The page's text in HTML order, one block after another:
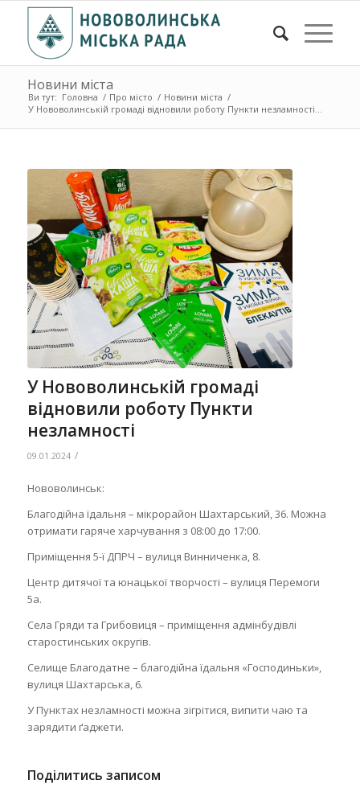
Новини міста
Ви тут: Головна / Про місто / Новини міста /
У Нововолинській громаді відновили роботу Пункти незламності...
У Нововолинській громаді
відновили роботу Пункти
незламності
09.01.2024 /
Нововолинськ:
Благодійна їдальня – мікрорайон Шахтарський, 36. Можна
отримати гаряче харчування з 08:00 до 17:00.
Приміщення 5-ї ДПРЧ – вулиця Винниченка, 8.
Центр дитячої та юнацької творчості – вулиця Перемоги
5а.
Села Гряди та Грибовиця – приміщення адмінбудівлі
старостинських округів.
Селище Благодатне – благодійна їдальня «Господиньки»,
вулиця Шахтарська, 6.
У Пунктах незламності можна зігрітися, випити чаю та
зарядити ґаджети.
Поділитись записом